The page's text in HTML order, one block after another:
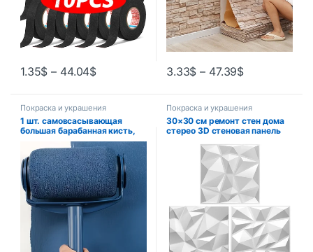
1.35$ – 44.04$ 3.33$ – 47.39$
Покраска и украшения
1 шт. самовсасывающая
большая барабанная кисть,
искусственная, латексная
краска, Настенная кисть
Покраска и украшения
30×30 см ремонт стен дома
стерео 3D стеновая панель
наклейка на стену
художественная плитка 3d
обои комната ванная комната